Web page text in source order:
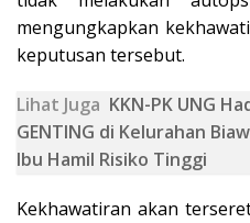
mengungkapkan
keputusan tersebut.
Lihat Juga KKN-PK UNG
GENTING di Kelurahan
Ibu Hamil Risiko Tinggi
Kekhawatiran akan